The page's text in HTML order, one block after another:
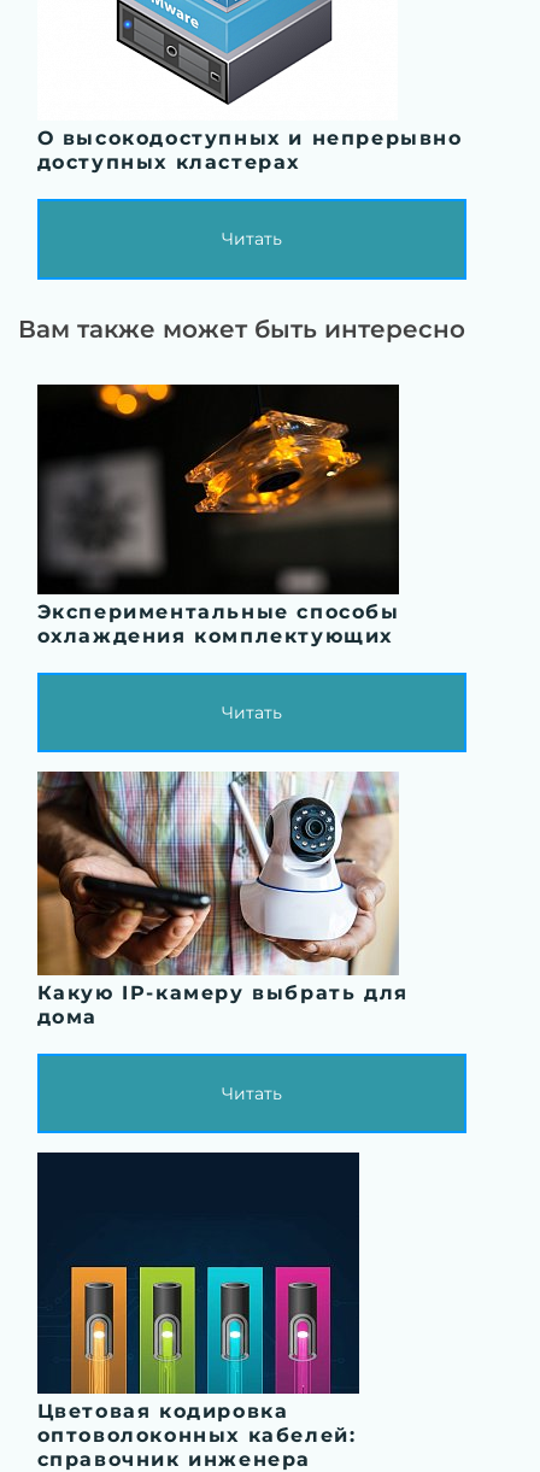
О высокодоступных и непрерывно
доступных кластерах
Читать
Вам также может быть интересно
Экспериментальные способы
охлаждения комплектующих
Читать
Какую IP-камеру выбрать для
дома
Читать
Цветовая кодировка
оптоволоконных кабелей:
справочник инженера